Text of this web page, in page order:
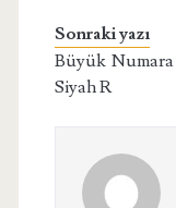
Sonraki yazı
Büyük Numara
Siyah R